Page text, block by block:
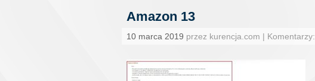
Amazon 13
10 marca 2019 przez kurencja.com | Komentarzy: